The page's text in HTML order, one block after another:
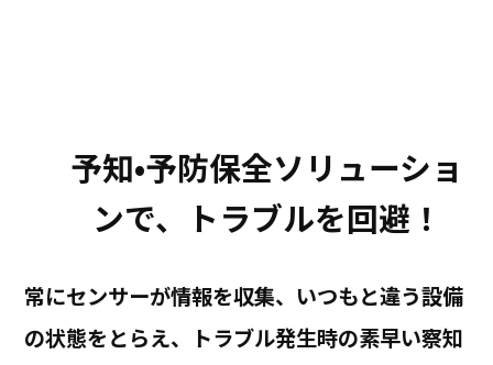
予知•予防保全ソリューショ
ンで、トラブルを回避！
常にセンサーが情報を収集、いつもと違う設備
の状態をとらえ、トラブル発生時の素早い察知